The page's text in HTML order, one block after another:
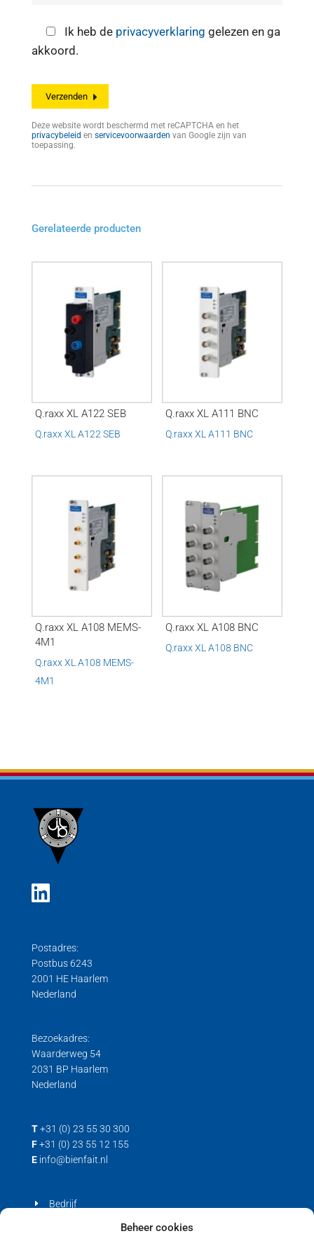
Beheer cookies
Ik heb de privacyverklaring gelezen en ga
akkoord.
Deze website wordt beschermd met reCAPTCHA en het
privacybeleid en servicevoorwaarden van Google zijn van
toepassing.
Gerelateerde producten
Q.raxx XL A122 SEB
Q.raxx XL A122 SEB
Q.raxx XL A111 BNC
Q.raxx XL A111 BNC
Q.raxx XL A108 MEMS-
4M1
Q.raxx XL A108 MEMS-
4M1
Q.raxx XL A108 BNC
Q.raxx XL A108 BNC
Postadres:
Postbus 6243
2001 HE Haarlem
Nederland
Bezoekadres:
Waarderweg 54
2031 BP Haarlem
Nederland
T +31 (0) 23 55 30 300
F +31 (0) 23 55 12 155
E info@bienfait.nl
Bedrijf